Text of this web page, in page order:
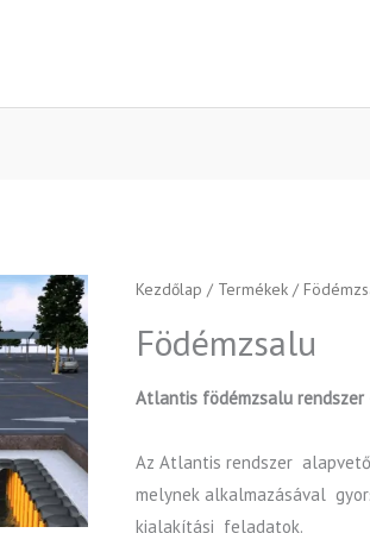
Kezdőlap / Termékek /
Födémzsalu
Atlantis födémzsalu
Az Atlantis rendszer
melynek alkalmazásával
kialakítási feladatok.